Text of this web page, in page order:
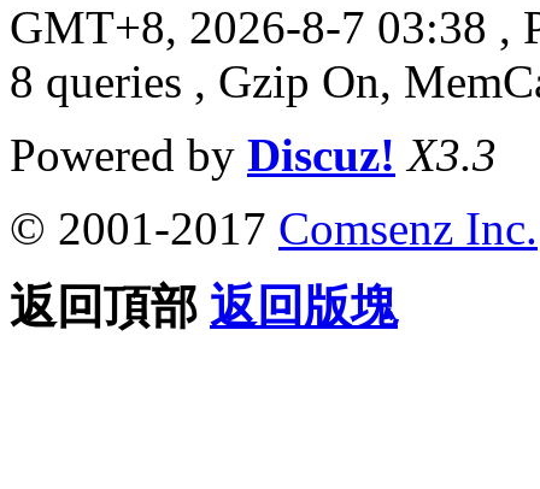
GMT+8, 2026-8-7 03:38 ,
8 queries , Gzip On,
Powered by Discuz! X3.3
© 2001-2017 Comsenz Inc.
返回頂部 返回版塊